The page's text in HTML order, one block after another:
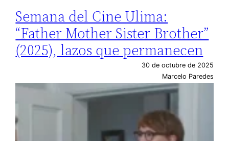
Semana del Cine Ulima:
“Father Mother Sister Brother”
(2025), lazos que permanecen
30 de octubre de 2025
Marcelo Paredes